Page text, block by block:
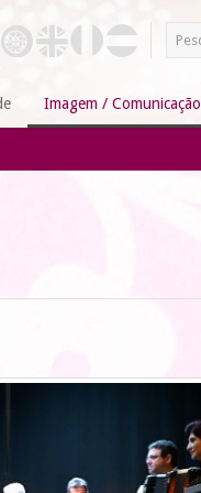
Imagem / Comunicação